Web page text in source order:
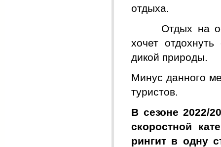
отдыха.
Отдых на
хочет
дикой природы.
Минус данного
туристов.
В сезоне 2022/
скоростной
рингит в одну